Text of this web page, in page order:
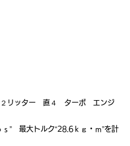
リッター　直４　ターボ　エンジ
”　最大トルク“28.6ｋｇ・ｍ”を計